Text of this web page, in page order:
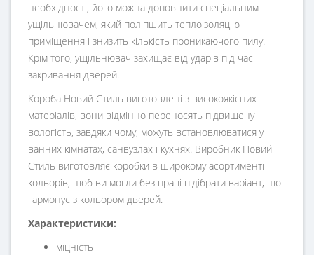
необхідності, його можна доповнити спеціальним
ущільнювачем, який поліпшить теплоізоляцію
приміщення і знизить кількість проникаючого пилу.
Крім того, ущільнювач захищає від ударів під час
закривання дверей.
Короба Новий Стиль виготовлені з високоякісних
матеріалів, вони відмінно переносять підвищену
вологість, завдяки чому, можуть встановлюватися у
ванних кімнатах, санвузлах і кухнях. Виробник Новий
Стиль виготовляє коробки в широкому асортименті
кольорів, щоб ви могли без праці підібрати варіант, що
гармонує з кольором дверей.
Характеристики:
міцність